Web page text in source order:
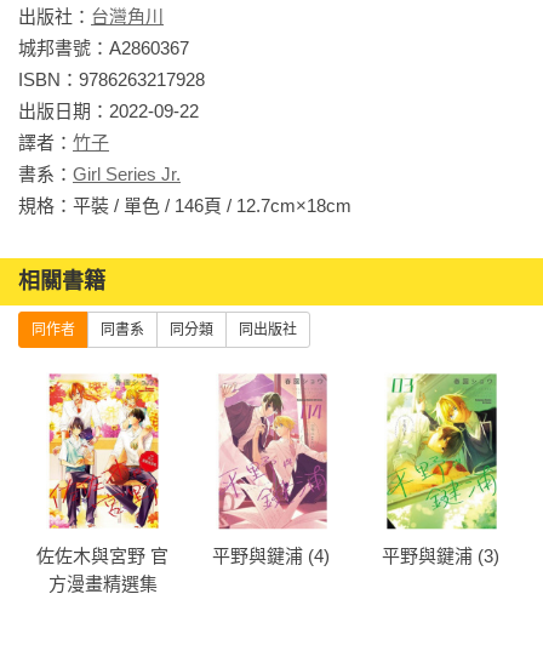
出版社： 台灣角川
城邦書號：A2860367
ISBN：9786263217928
出版日期：2022-09-22
譯者： 竹子
書系： Girl Series Jr.
規格：平裝 / 單色 / 146頁 / 12.7cm×18cm
相關書籍
同作者 同書系 同分類 同出版社
佐佐木與宮野 官
方漫畫精選集
平野與鍵浦 (4) 平野與鍵浦 (3)